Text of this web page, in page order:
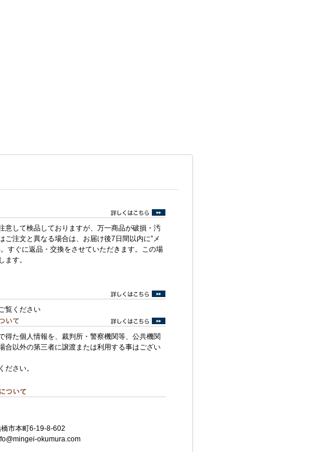
意して検品しておりますが、万一商品が破損・汚
ご注文と異なる場合は、お届け後7日間以内に”メ
すぐに返品・交換をさせていただきます。この場
ます。
覧ください
得た個人情報を、裁判所・警察機関等、公共機関
合以外の第三者に譲渡または利用する事はござい
ださい。
市本町6-19-8-602
okumura.com